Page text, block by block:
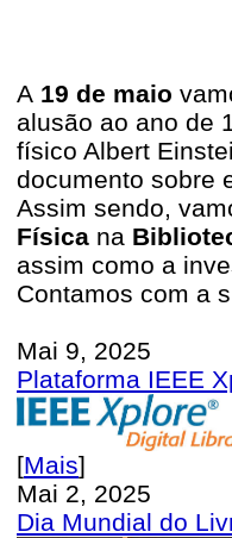
A 19 de maio
alusão ao ano de
físico Albert
documento sobre
Assim sendo,
Física na
assim como a
Contamos com a
Mai 9, 2025
Plataforma IEEE
[Mais]
Mai 2, 2025
Dia Mundial do